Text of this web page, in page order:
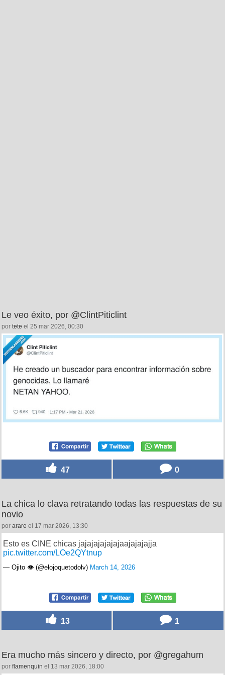
Le veo éxito, por @ClintPiticlint
por tete el 25 mar 2026, 00:30
47 0
La chica lo clava retratando todas las respuestas de su
novio
por arare el 17 mar 2026, 13:30
Esto es CINE chicas jajajajajajajaajajajajja
pic.twitter.com/LOe2QYtnup
— Ojito 👁 (@elojoquetodolv) March 14, 2026
13 1
Era mucho más sincero y directo, por @gregahum
por flamenquin el 13 mar 2026, 18:00